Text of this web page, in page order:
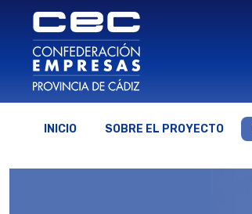
INICIO SOBRE EL PROYECTO